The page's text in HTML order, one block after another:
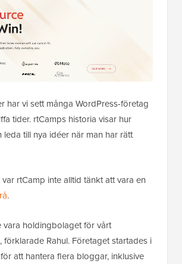
har vi sett många WordPress-företag
tider. rtCamps historia visar hur
leda till nya idéer när man har rätt
rtCamp inte alltid tänkt att vara en
.
vara holdingbolaget för vårt
förklarade Rahul. Företaget startades i
att hantera flera bloggar, inklusive